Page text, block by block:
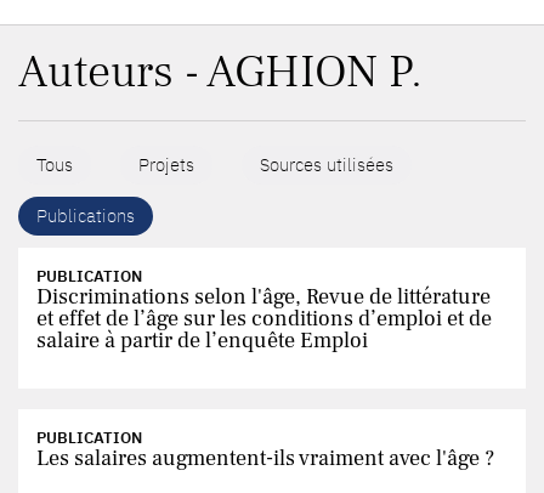
Auteurs - AGHION P.
Tous Projets Sources utilisées
Publications
PUBLICATION
Discriminations selon l'âge, Revue de littérature
et effet de l’âge sur les conditions d’emploi et de
salaire à partir de l’enquête Emploi
PUBLICATION
Les salaires augmentent-ils vraiment avec l'âge ?